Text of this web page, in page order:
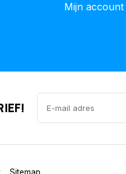
Mijn account
Sitemap